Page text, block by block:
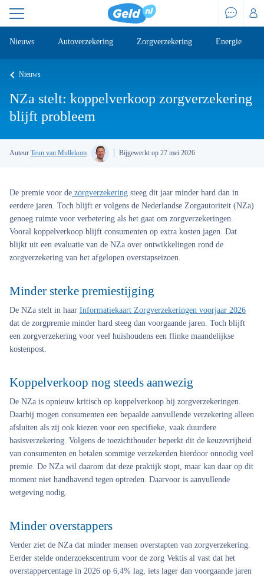
Nieuws Autoverzekering Zorgverzekering Energie
Nieuws
NZa stelt: koppelverkoop zorgverzekering
blijft probleem
Auteur Teun van Mullekom Bijgewerkt op 27 mei 2026
De premie voor de zorgverzekering steeg dit jaar minder hard dan in
eerdere jaren. Toch blijft er volgens de Nederlandse Zorgautoriteit (NZa)
genoeg ruimte voor verbetering als het gaat om zorgverzekeringen.
Vooral koppelverkoop blijft consumenten op extra kosten jagen. Dat
blijkt uit een evaluatie van de NZa over ontwikkelingen rond de
zorgverzekering van het afgelopen overstapseizoen.
Minder sterke premiestijging
De NZa stelt in haar Informatiekaart Zorgverzekeringen voorjaar 2026
dat de zorgpremie minder hard steeg dan voorgaande jaren. Toch blijft
een zorgverzekering voor veel huishoudens een flinke maandelijkse
kostenpost.
Koppelverkoop nog steeds aanwezig
De NZa is opnieuw kritisch op koppelverkoop bij zorgverzekeringen.
Daarbij mogen consumenten een bepaalde aanvullende verzekering alleen
afsluiten als zij ook kiezen voor een specifieke, vaak duurdere
basisverzekering. Volgens de toezichthouder beperkt dit de keuzevrijheid
van consumenten en betalen sommige verzekerden hierdoor onnodig veel
premie. De NZa wil daarom dat deze praktijk stopt, maar kan daar op dit
moment niet handhavend tegen optreden. Daarvoor is aanvullende
wetgeving nodig.
Minder overstappers
Verder ziet de NZa dat minder mensen overstapten van zorgverzekering.
Eerder stelde onderzoekscentrum voor de zorg Vektis al vast dat het
overstappercentage in 2026 op 6,4% lag, iets lager dan voorgaande jaren